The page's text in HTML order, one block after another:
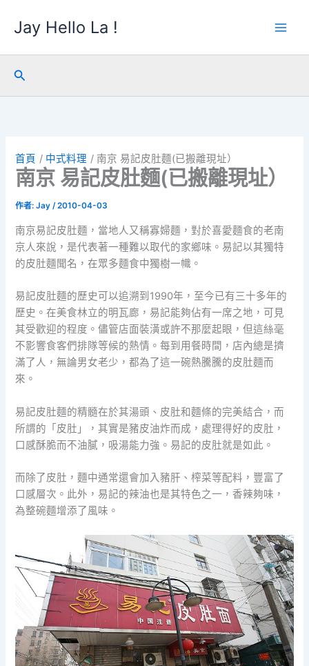
要
Jay Hello La !
搜
尋
首頁 中式料理 南京 易記皮肚麵(已搬離現址）
南京 易記皮肚麵(已搬離現址）
作者:Jay/2010-04-03
南京易記皮肚麵，當地人又稱寡婦麵，對於喜愛麵食的老南
京人來說，是代表著一種難以取代的家鄉味。易記以其獨特
的皮肚麵聞名，在眾多麵食中獨樹一幟。
易記皮肚麵的歷史可以追溯到1990年，至今已有三十多年的
歷史。在美食林立的明瓦廊，易記能夠佔有一席之地，可見
其受歡迎的程度。儘管店面裝潢或許不那麼起眼，但這絲毫
不影響食客們排隊等候的熱情。每到用餐時間，店內總是擠
滿了人，無論男女老少，都為了這一碗熱騰騰的皮肚麵而
來。
易記皮肚麵的精髓在於其湯頭、皮肚和麵條的完美結合，而
所謂的「皮肚」，其實是豬皮油炸而成，處理得好的皮肚，
口感酥脆而不油膩，吸湯能力強。易記的皮肚就是如此。
而除了皮肚，麵中通常還會加入豬肝、榨菜等配料，豐富了
口感層次。此外，易記的辣油也是其特色之一，香辣夠味，
為整碗麵增添了風味。